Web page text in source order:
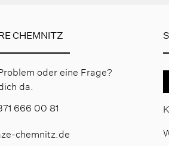
CHEMNITZ
oder eine Frage?
da.
666 00 81
chemnitz.de